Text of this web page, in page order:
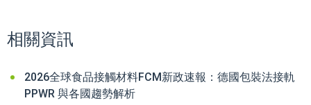
相關資訊
2026全球食品接觸材料FCM新政速報：德國包裝法接軌
PPWR 與各國趨勢解析